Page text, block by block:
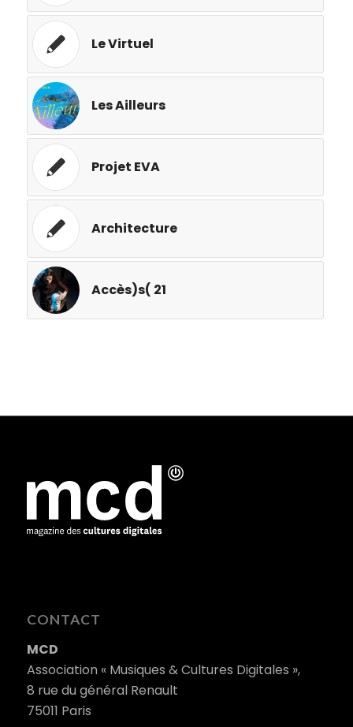
Le Virtuel
Les Ailleurs
Projet EVA
Architecture
Accès)s( 21
CONTACT
MCD
Association « Musiques & Cultures Digitales »,
8 rue du général Renault
75011 Paris